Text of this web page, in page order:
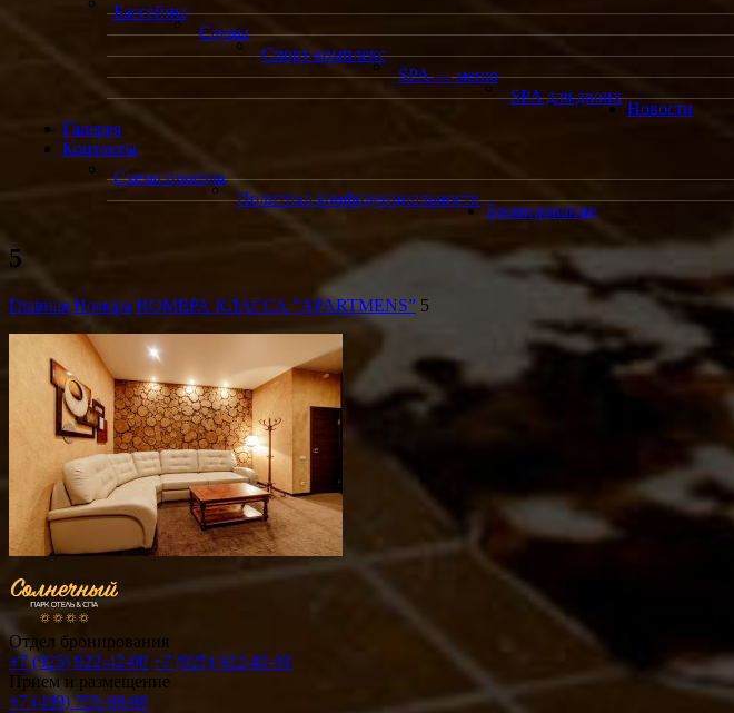
Бассейны
Сауны
Спорт-комплекс
SPA — меню
SPA для двоих
Новости
Галерея
Контакты
Схема проезда
Политика конфиденциальности
Бронирование
5
Главная Номера НОМЕРА КЛАССА “APARTMENS” 5
Отдел бронирования
+7 (925) 922-42-00 +7 (925) 922-42-01
Прием и размещение
+7 (499) 755-88-88